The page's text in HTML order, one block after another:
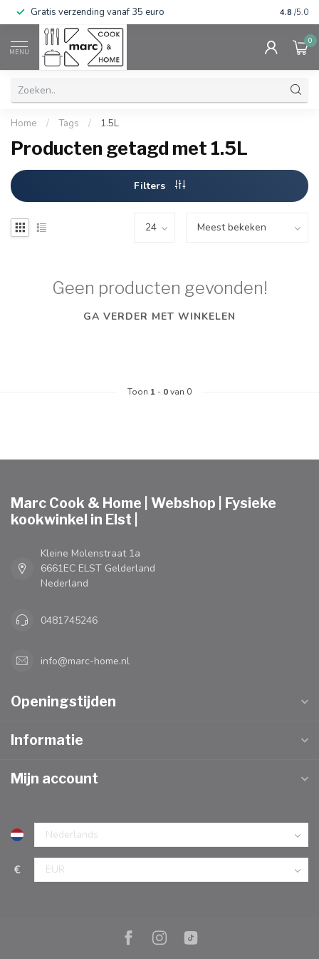
Gratis verzending vanaf 35 euro 4.8 /5.0
MENU
0
Home / Tags / 1.5L
Producten getagd met 1.5L
Filters
Geen producten gevonden!
GA VERDER MET WINKELEN
Toon 1 - 0van 0
Marc Cook & Home | Webshop | Fysieke
kookwinkel in Elst |
Kleine Molenstraat 1a
6661EC ELST Gelderland
Nederland
0481745246
info@marc-home.nl
Openingstijden
Informatie
Mijn account
€